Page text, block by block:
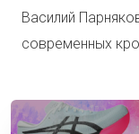
Василий
современных